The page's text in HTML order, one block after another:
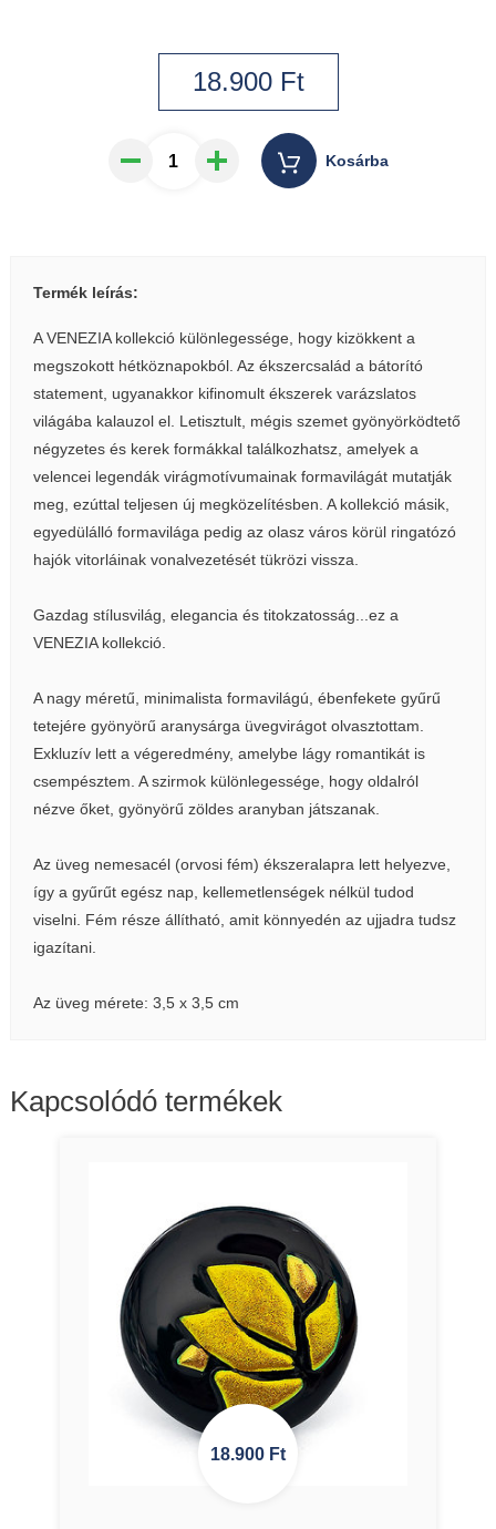
18.900Ft
Kosárba
Termék leírás:
A VENEZIA kollekció különlegessége, hogy kizökkent a
megszokott hétköznapokból. Az ékszercsalád a bátorító
statement, ugyanakkor kifinomult ékszerek varázslatos
világába kalauzol el. Letisztult, mégis szemet gyönyörködtető
négyzetes és kerek formákkal találkozhatsz, amelyek a
velencei legendák virágmotívumainak formavilágát mutatják
meg, ezúttal teljesen új megközelítésben. A kollekció másik,
egyedülálló formavilága pedig az olasz város körül ringatózó
hajók vitorláinak vonalvezetését tükrözi vissza.
Gazdag stílusvilág, elegancia és titokzatosság...ez a
VENEZIA kollekció.
A nagy méretű, minimalista formavilágú, ébenfekete gyűrű
tetejére gyönyörű aranysárga üvegvirágot olvasztottam.
Exkluzív lett a végeredmény, amelybe lágy romantikát is
csempésztem. A szirmok különlegessége, hogy oldalról
nézve őket, gyönyörű zöldes aranyban játszanak.
Az üveg nemesacél (orvosi fém) ékszeralapra lett helyezve,
így a gyűrűt egész nap, kellemetlenségek nélkül tudod
viselni. Fém része állítható, amit könnyedén az ujjadra tudsz
igazítani.
Az üveg mérete: 3,5 x 3,5 cm
Kapcsolódó termékek
18.900 Ft